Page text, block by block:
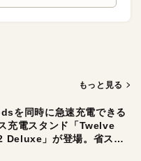
もっと見る
を同時に急速充電できる
充電スタンド「Twelve
」が登場。省スペ
充電したい人にオスス